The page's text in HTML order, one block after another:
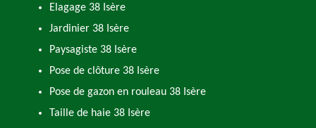
Elagage 38 Isère
Jardinier 38 Isère
Paysagiste 38 Isère
Pose de clôture 38 Isère
Pose de gazon en rouleau 38 Isère
Taille de haie 38 Isère